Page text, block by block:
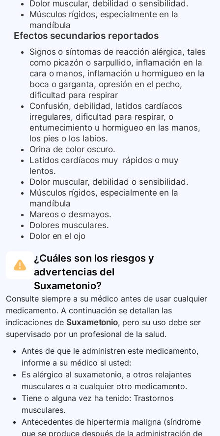
Dolor muscular, debilidad o sensibilidad.
Músculos rígidos, especialmente en la
mandíbula
Efectos secundarios reportados
Signos o síntomas de reacción alérgica, tales
como picazón o sarpullido, inflamación en la
cara o manos, inflamación u hormigueo en la
boca o garganta, opresión en el pecho,
dificultad para respirar
Confusión, debilidad, latidos cardíacos
irregulares, dificultad para respirar, o
entumecimiento u hormigueo en las manos,
los pies o los labios.
Orina de color oscuro.
Latidos cardíacos muy rápidos o muy
lentos.
Dolor muscular, debilidad o sensibilidad.
Músculos rígidos, especialmente en la
mandíbula
Mareos o desmayos.
Dolores musculares.
Dolor en el ojo
¿Cuáles son los riesgos y
advertencias del
Suxametonio?
Consulte siempre a su médico antes de usar cualquier
medicamento. A continuación se detallan las
indicaciones de Suxametonio, pero su uso debe ser
supervisado por un profesional de la salud.
Antes de que le administren este medicamento,
informe a su médico si usted:
Es alérgico al suxametonio, a otros relajantes
musculares o a cualquier otro medicamento.
Tiene o alguna vez ha tenido: Trastornos
musculares.
Antecedentes de hipertermia maligna (síndrome
que se produce después de la administración de